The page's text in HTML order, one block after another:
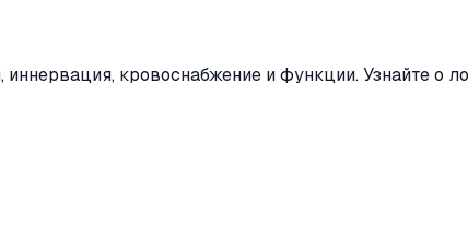
кровоснабжение и функции. Узнайте о